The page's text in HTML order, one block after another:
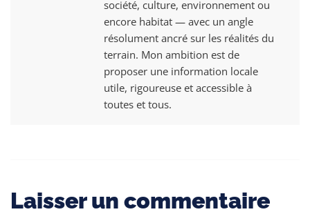
société, culture, environnement ou
encore habitat — avec un angle
résolument ancré sur les réalités du
terrain. Mon ambition est de
proposer une information locale
utile, rigoureuse et accessible à
toutes et tous.
Laisser un commentaire